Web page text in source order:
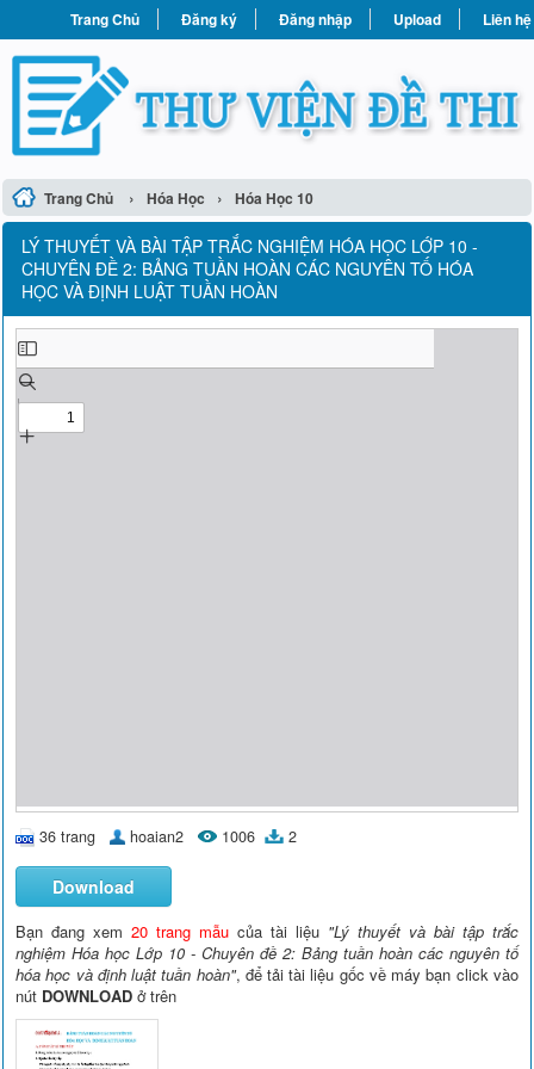
Trang Chủ Đăng ký Đăng nhập Upload Liên hệ
Trang Chủ › Hóa Học › Hóa Học 10
LÝ THUYẾT VÀ BÀI TẬP TRẮC NGHIỆM HÓA HỌC LỚP 10 -
CHUYÊN ĐỀ 2: BẢNG TUẦN HOÀN CÁC NGUYÊN TỐ HÓA
HỌC VÀ ĐỊNH LUẬT TUẦN HOÀN
36 trang hoaian2 1006 2
Download
Bạn đang xem20 trang mẫu của tài liệu "Lý thuyết và bài tập trắc
nghiệm Hóa học Lớp 10 - Chuyên đề 2: Bảng tuần hoàn các nguyên tố
hóa học và định luật tuần hoàn", để tải tài liệu gốc về máy bạn click vào
nút DOWNLOAD ở trên